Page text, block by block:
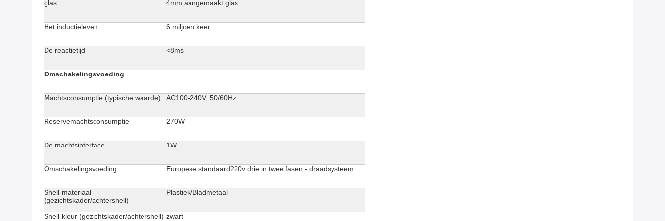
glas 4mm aangemaakt glas
Het inductieleven 6 miljoen keer
De reactietijd <8ms
Omschakelingsvoeding
Machtsconsumptie (typische waarde) AC100-240V, 50/60Hz
Reservemachtsconsumptie 270W
De machtsinterface 1W
Omschakelingsvoeding Europese standaard220v drie in twee fasen - draadsysteem
Shell-materiaal
(gezichtskader/achtershell)
Plastiek/Bladmetaal
Shell-kleur (gezichtskader/achtershell) zwart